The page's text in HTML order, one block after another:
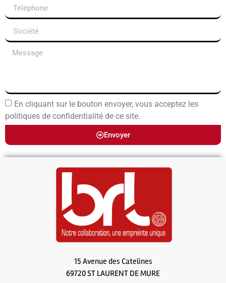
En cliquant sur le bouton envoyer, vous acceptez les
politiques de confidentialité de ce site.
Envoyer
15 Avenue des Catelines
69720 ST LAURENT DE MURE